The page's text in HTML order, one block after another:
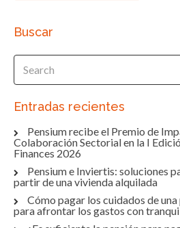
Buscar
Entradas recientes
Pensium recibe el Premio de
Colaboración Sectorial en la I
Finances 2026
Pensium e Inviertis: soluciones
partir de una vivienda alquilada
Cómo pagar los cuidados de
para afrontar los gastos con